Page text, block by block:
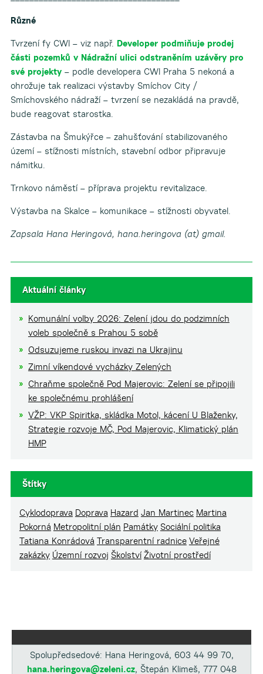
Různé
Tvrzení fy CWI – viz např. Developer podmiňuje prodej
části pozemků v Nádražní ulici odstraněním uzávěry pro
své projekty– podle developera CWI Praha 5 nekoná a
ohrožuje tak realizaci výstavby Smíchov City /
Smíchovského nádraží – tvrzení se nezakládá na pravdě,
bude reagovat starostka.
Zástavba na Šmukýřce – zahušťování stabilizovaného
území – stížnosti místních, stavební odbor připravuje
námitku.
Trnkovo náměstí – příprava projektu revitalizace.
Výstavba na Skalce – komunikace – stížnosti obyvatel.
Zapsala Hana Heringová, hana.heringova (at) gmail.
Aktuální články
Komunální volby 2026: Zelení jdou do podzimních
voleb společně s Prahou 5 sobě
Odsuzujeme ruskou invazi na Ukrajinu
Zimní víkendové vycházky Zelených
Chraňme společně Pod Majerovic: Zelení se připojili
ke společnému prohlášení
VŽP: VKP Spiritka, skládka Motol, kácení U Blaženky,
Strategie rozvoje MČ, Pod Majerovic, Klimatický plán
HMP
Štítky
Cyklodoprava Doprava Hazard Jan Martinec Martina
Pokorná Metropolitní plán Památky Sociální politika
Tatiana Konrádová Transparentní radnice Veřejné
zakázky Územní rozvoj Školství Životní prostředí
Spolupředsedové: Hana Heringová, 603 44 99 70,
hana.heringova@zeleni.cz, Štepán Klimeš, 777 048